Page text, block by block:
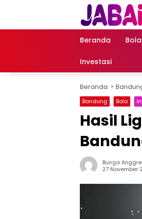
Beranda Bola
Investasi
Beranda
Bandung Bola
Hasil
Bunga
27 November